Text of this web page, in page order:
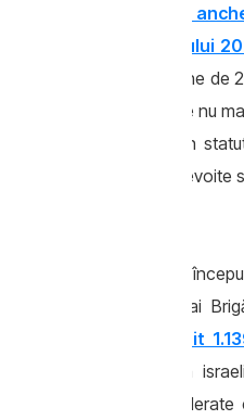
a publicat o
în toamna-iarna anului
natal. După mai bine
Multe dintre ele nu
nu beneficiază de vreun
cu copiii lor, au fost
asupra Fâșiei Gaza a
comise de luptători ai
în urma cărora au murit
Ofensiva
din Gaza –